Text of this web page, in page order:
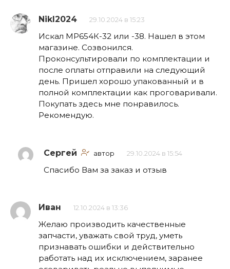
NikI2024 29.10.2024 в 15:23
Искал МР654К-32 или -38. Нашел в этом
магазине. Созвонился.
Проконсультировали по комплектации и
после оплаты отправили на следующий
день. Пришел хорошо упакованный и в
полной комплектации как проговаривали.
Покупать здесь мне понравилось.
Рекомендую.
Сергей автор 29.10.2024 в 15:54
Спасибо Вам за заказ и отзыв
Иван 12.10.2024 в 13:36
Желаю производить качественные
запчасти, уважать свой труд, уметь
признавать ошибки и действительно
работать над их исключением, заранее